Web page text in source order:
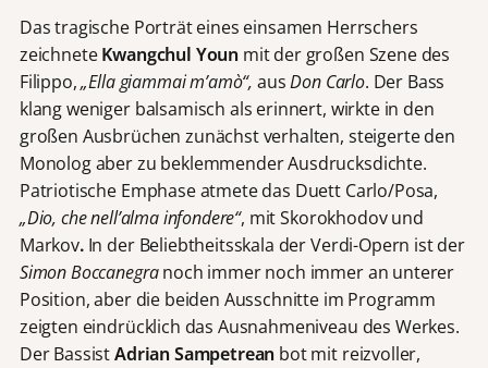
Das tragische Porträt eines einsamen Herrschers
zeichneteKwangchul Youn mit der großen Szene des
Filippo,„Ella giammaim’amò“, ausDon Carlo. Der Bass
klang weniger balsamisch als erinnert, wirkte in den
großen Ausbrüchen zunächst verhalten, steigerte den
Monolog aber zu beklemmender Ausdrucksdichte.
Patriotische Emphase atmete das Duett Carlo/Posa,
„Dio, chenell’alma infondere“, mit Skorokhodov und
Markov. In der Beliebtheitsskala der Verdi-Opern ist der
Simon Boccanegranoch immer noch immer an unterer
Position, aber die beiden Ausschnitte im Programm
zeigten eindrücklich das Ausnahmeniveau des Werkes.
Der BassistAdrian Sampetrean bot mit reizvoller,